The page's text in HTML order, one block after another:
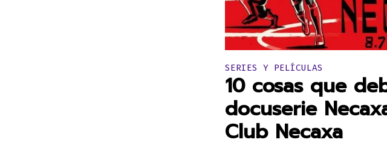
Publicado en:
SERIES Y PELÍCULAS
10 cosas que
docuserie
Club Necaxa